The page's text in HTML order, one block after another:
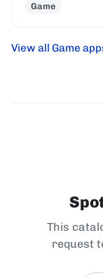
Game
View all Game
This
request